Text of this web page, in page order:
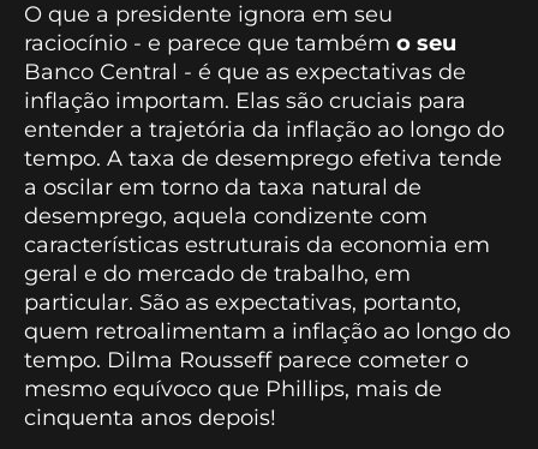
O que a presidente ignora em seu
raciocínio - e parece que também o seu
Banco Central - é que as expectativas de
inflação importam. Elas são cruciais para
entender a trajetória da inflação ao longo do
tempo. A taxa de desemprego efetiva tende
a oscilar em torno da taxa natural de
desemprego, aquela condizente com
características estruturais da economia em
geral e do mercado de trabalho, em
particular. São as expectativas, portanto,
quem retroalimentam a inflação ao longo do
tempo. Dilma Rousseff parece cometer o
mesmo equívoco que Phillips, mais de
cinquenta anos depois!